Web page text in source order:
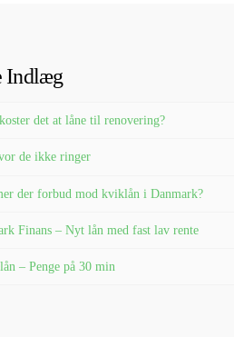
Indlæg
det at låne til renovering?
de ikke ringer
der forbud mod kviklån i Danmark?
Finans – Nyt lån med fast lav rente
– Penge på 30 min